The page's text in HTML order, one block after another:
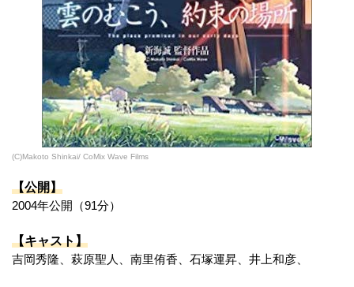
(C)Makoto Shinkai/ CoMix Wave Films
【公開】
2004年公開（91分）
【キャスト】
吉岡秀隆、萩原聖人、南里侑香、石塚運昇、井上和彦、